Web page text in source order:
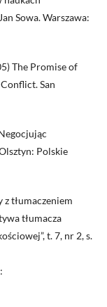
Sowa. Warszawa:
The Promise of
San
Polskie
tłumaczeniem
tłumacza
t. 7, nr 2, s.